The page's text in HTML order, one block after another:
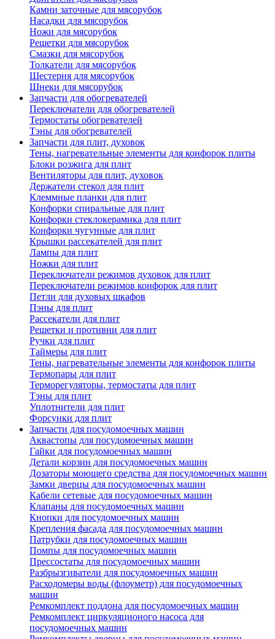
Камни заточные для мясорубок
Насадки для мясорубок
Ножи для мясорубок
Решетки для мясорубок
Смазки для мясорубок
Толкатели для мясорубок
Шестерня для мясорубок
Шнеки для мясорубок
Запчасти для обогревателей
Переключатели для обогревателей
Термостаты обогревателей
Тэны для обогревателей
Запчасти для плит, духовок
Тены, нагревательные элементы для конфорок плиты
Блоки розжига для плит
Вентиляторы для плит, духовок
Держатели стекол для плит
Клеммные планки для плит
Конфорки спиральные для плит
Конфорки стеклокерамика для плит
Конфорки чугунные для плит
Крышки рассекателей для плит
Лампы для плит
Ножки для плит
Переключатели режимов духовок для плит
Переключатели режимов конфорок для плит
Петли для духовых шкафов
Пэны для плит
Рассекатели для плит
Решетки и противни для плит
Ручки для плит
Таймеры для плит
Тены, нагревательные элементы для конфорок плиты
Термопары для плит
Терморегуляторы, термостаты для плит
Тэны для плит
Уплотнители для плит
Форсунки для плит
Запчасти для посудомоечных машин
Аквастопы для посудомоечных машин
Гайки для посудомоечных машин
Детали корзин для посудомоечных машин
Дозаторы моющего средства для посудомоечных машин
Замки дверцы для посудомоечных машин
Кабели сетевые для посудомоечных машин
Клапаны для посудомоечных машин
Кнопки для посудомоечных машин
Крепления фасада для посудомоечных машин
Патрубки для посудомоечных машин
Помпы для посудомоечных машин
Прессостаты для посудомоечных машин
Разбрызгиватели для посудомоечных машин
Расходомеры воды (флоуметр) для посудомоечных
машин
Ремкомплект поддона для посудомоечных машин
Ремкомплект циркуляционого насоса для
посудомоечных машин